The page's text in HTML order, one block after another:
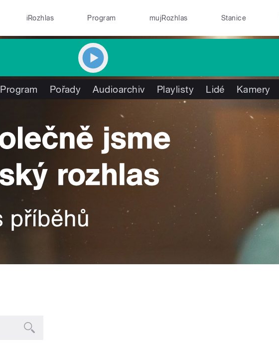
iRozhlas Program mujRozhlas Stanice
Program Pořady Audioarchiv Playlisty Lidé Kamery